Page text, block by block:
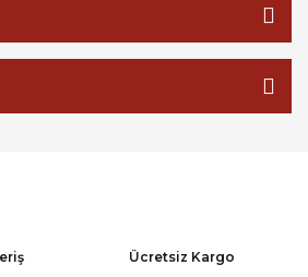
Ücretsiz Kargo